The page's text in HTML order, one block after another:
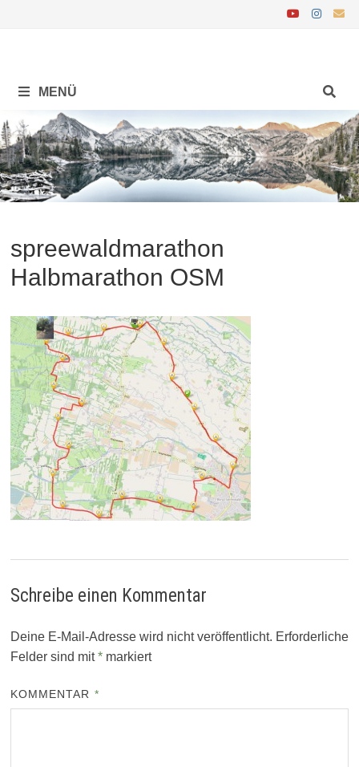
MENÜ
spreewaldmarathon
Halbmarathon OSM
Schreibe einen Kommentar
Deine E-Mail-Adresse wird nicht veröffentlicht. Erforderliche
Felder sind mit*markiert
KOMMENTAR *